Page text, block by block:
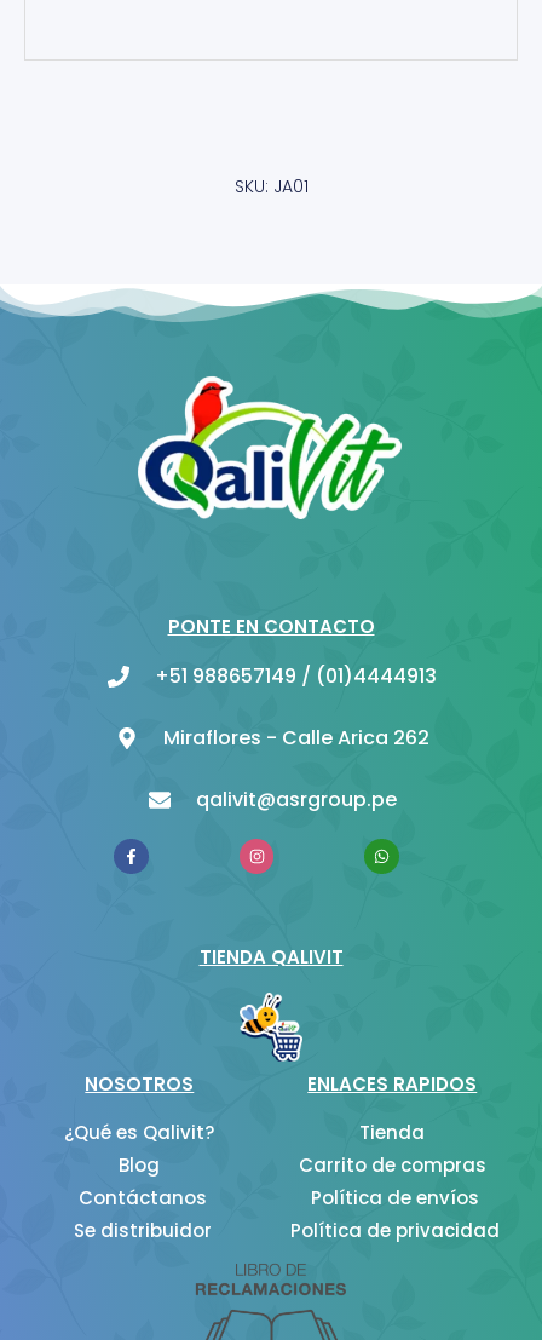
SKU: JA01
PONTE EN CONTACTO
+51 988657149 / (01)4444913
Miraflores - Calle Arica 262
qalivit@asrgroup.pe
F
a
c
I
n
s
a
m
W
h
a
TIENDA QALIVIT
NOSOTROS
¿Qué es Qalivit?
Blog
Contáctanos
Se distribuidor
ENLACES RAPIDOS
Tienda
Carrito de compras
Política de envíos
Política de privacidad